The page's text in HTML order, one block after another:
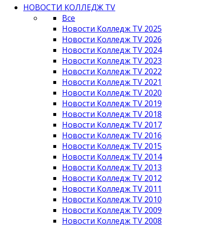
НОВОСТИ КОЛЛЕДЖ TV
Все
Новости Колледж TV 2025
Новости Колледж TV 2026
Новости Колледж TV 2024
Новости Колледж TV 2023
Новости Колледж TV 2022
Новости Колледж TV 2021
Новости Колледж TV 2020
Новости Колледж TV 2019
Новости Колледж TV 2018
Новости Колледж TV 2017
Новости Колледж TV 2016
Новости Колледж TV 2015
Новости Колледж TV 2014
Новости Колледж TV 2013
Новости Колледж TV 2012
Новости Колледж TV 2011
Новости Колледж TV 2010
Новости Колледж TV 2009
Новости Колледж TV 2008